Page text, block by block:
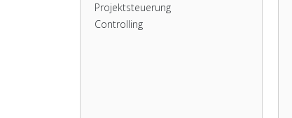
Projektsteuerung
Controlling